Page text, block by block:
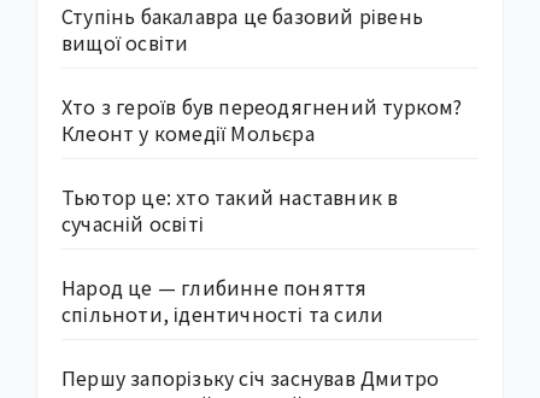
Ступінь бакалавра це базовий рівень
вищої освіти
Хто з героїв був переодягнений турком?
Клеонт у комедії Мольєра
Тьютор це: хто такий наставник в
сучасній освіті
Народ це — глибинне поняття
спільноти, ідентичності та сили
Першу запорізьку січ заснував Дмитро